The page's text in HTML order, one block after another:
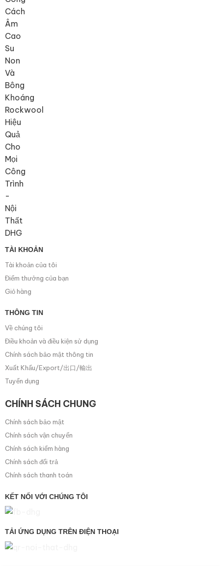
TÀI KHOẢN
Tài khoản của tôi
Điểm thưởng của bạn
Giỏ hàng
THÔNG TIN
Về chúng tôi
Điều khoản và điều kiện sử dụng
Chính sách bảo mật thông tin
Xuất Khẩu/Export/出口/輸出
Tuyển dụng
CHÍNH SÁCH CHUNG
Chính sách bảo mật
Chính sách vận chuyển
Chính sách kiểm hàng
Chính sách đổi trả
Chính sách thanh toán
KẾT NỐI VỚI CHÚNG TÔI
TẢI ỨNG DỤNG TRÊN ĐIỆN THOẠI